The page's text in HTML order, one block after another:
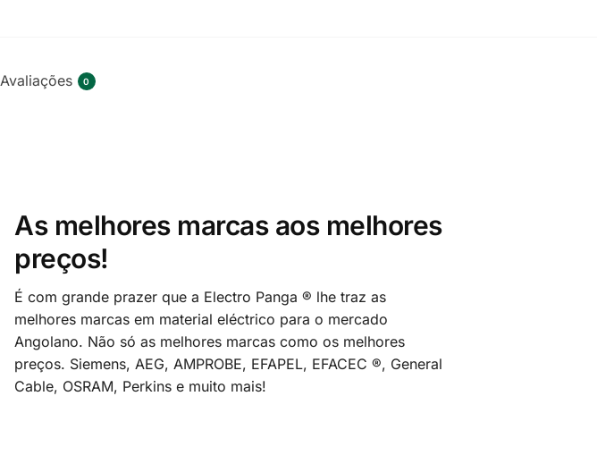
Avaliações 0
As melhores marcas aos melhores
preços!
É com grande prazer que a Electro Panga ® lhe traz as
melhores marcas em material eléctrico para o mercado
Angolano. Não só as melhores marcas como os melhores
preços. Siemens, AEG, AMPROBE, EFAPEL, EFACEC ®, General
Cable, OSRAM, Perkins e muito mais!